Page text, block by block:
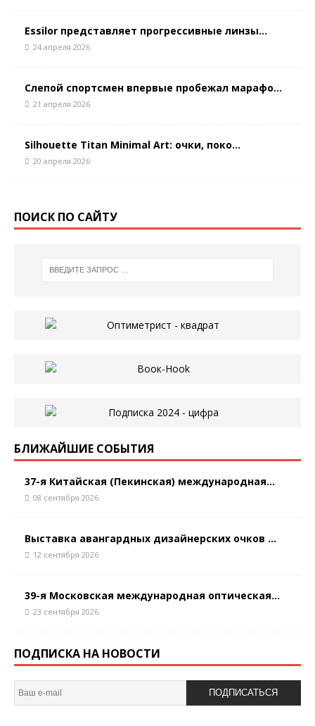
Essilor представляет прогрессивные линзы...
24 апреля 2026
Слепой спортсмен впервые пробежал марафо...
21 апреля 2026
Silhouette Titan Minimal Art: очки, поко...
20 апреля 2026
ПОИСК ПО САЙТУ
БЛИЖАЙШИЕ СОБЫТИЯ
37-я Китайская (Пекинская) международная...
08 сентября 2026
Выставка авангардных дизайнерских очков ...
12 сентября 2026
39-я Московская международная оптическая...
23 сентября 2026
ПОДПИСКА НА НОВОСТИ
ПОДПИСАТЬСЯ